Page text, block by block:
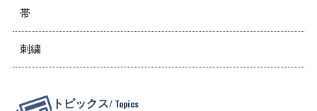
帯
刺繍
トピックス/ Topics